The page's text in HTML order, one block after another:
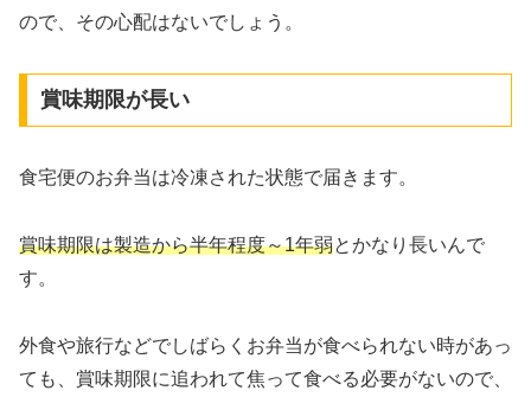
ので、その心配はないでしょう。
賞味期限が長い
食宅便のお弁当は冷凍された状態で届きます。
賞味期限は製造から半年程度～1年弱とかなり長いんで
す。
外食や旅行などでしばらくお弁当が食べられない時があっ
ても、賞味期限に追われて焦って食べる必要がないので、